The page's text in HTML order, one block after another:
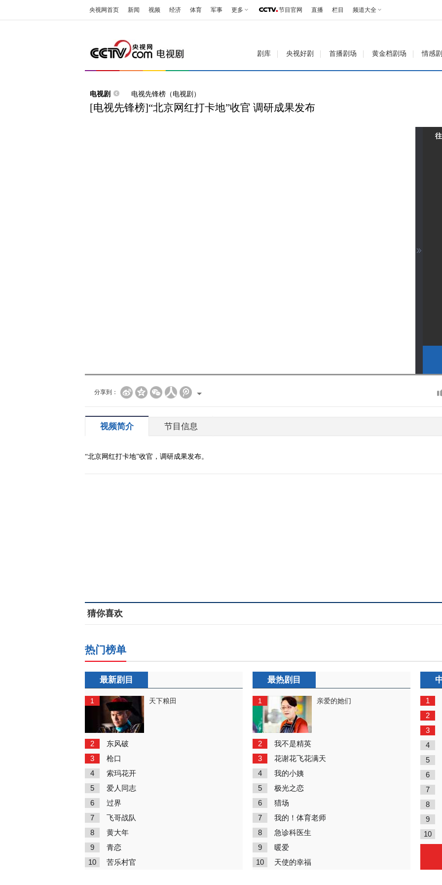
央视网首页 新闻 视频 经济 体育 军事 更多 节目官网 直播 栏目 频道大全
剧库 央视好剧 首播剧场 黄金档剧场 情感
电视剧 电视先锋榜（电视剧）
[电视先锋榜]“北京网红打卡地”收官 调研成果发布
分享到：
视频简介 节目信息
“北京网红打卡地”收官，调研成果发布。
猜你喜欢
热门榜单
最新剧目
1 天下粮田
2 东风破
3 枪口
4 索玛花开
5 爱人同志
6 过界
7 飞哥战队
8 黄大年
9 青恋
10 苦乐村官
最热剧目
1 亲爱的她们
2 我不是精英
3 花谢花飞花满天
4 我的小姨
5 极光之恋
6 猎场
7 我的！体育老师
8 急诊科医生
9 暖爱
10 天使的幸福
1
2
3
4
5
6
7
8
9
10